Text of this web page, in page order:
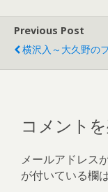
Previous Post
横沢入～大久野の
コメント
メールアドレス
が付いている欄